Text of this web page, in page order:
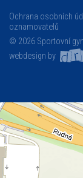
Ochrana osobních
oznamovatelů
© 2026 Sportovní
webdesign by